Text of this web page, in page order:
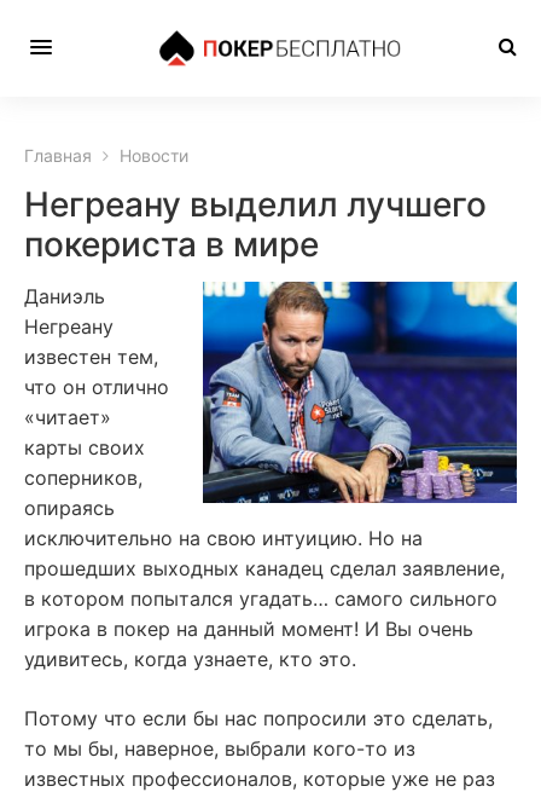
Главная Новости
Негреану выделил лучшего
покериста в мире
Даниэль
Негреану
известен тем,
что он отлично
«читает»
карты своих
соперников,
опираясь
исключительно на свою интуицию. Но на
прошедших выходных канадец сделал заявление,
в котором попытался угадать… самого сильного
игрока в покер на данный момент! И Вы очень
удивитесь, когда узнаете, кто это.
Потому что если бы нас попросили это сделать,
то мы бы, наверное, выбрали кого-то из
известных профессионалов, которые уже не раз